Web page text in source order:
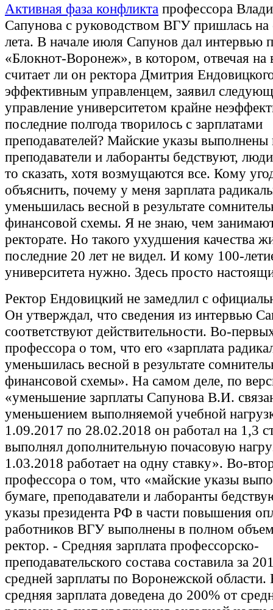
Активная фаза конфликта профессора
Сапунова с руководством ВГУ пришлась на
лета. В начале июля Сапунов дал интервью
«Блокнот-Воронеж», в котором, отвечая на
считает ли он ректора Дмитрия
эффективным управленцем, заявил
управление университетом крайне
последние полгода творилось с зарплатами
преподавателей? Майские указы выполнены
преподаватели и лаборанты бедствуют,
то сказать, хотя возмущаются все. Кому
объяснить, почему у меня зарплата
уменьшилась весной в результате
финансовой схемы. Я не знаю, чем
ректорате. Но такого ухудшения качества
последние 20 лет не видел. И кому 100-
университета нужно. Здесь просто
Ректор Ендовицкий не замедлил с
Он утверждал, что сведения из интервью
соответствуют действительности. Во-
профессора о том, что его «зарплата
уменьшилась весной в результате
финансовой схемы». На самом деле, по
«уменьшение зарплаты Сапунова В.И.
уменьшением выполняемой учебной
1.09.2017 по 28.02.2018 он работал на 1,3
выполнял дополнительную почасовую
1.03.2018 работает на одну ставку». Во-
профессора о том, что «майские указы
бумаге, преподаватели и лаборанты
указы президента РФ в части повышения
работников ВГУ выполнены в полном
ректор. - Средняя зарплата профессорско-
преподавательского состава составила за
средней зарплаты по Воронежской
средняя зарплата доведена до 200% от